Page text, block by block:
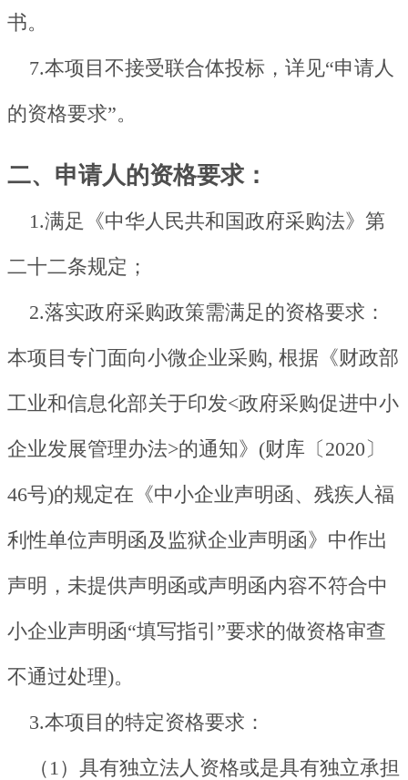
书。
7.本项目不接受联合体投标，详见“申请人
的资格要求”。
二、申请人的资格要求：
1.满足《中华人民共和国政府采购法》第
二十二条规定；
2.落实政府采购政策需满足的资格要求：
本项目专门面向小微企业采购, 根据《财政部
工业和信息化部关于印发<政府采购促进中小
企业发展管理办法>的通知》(财库〔2020〕
46号)的规定在《中小企业声明函、残疾人福
利性单位声明函及监狱企业声明函》中作出
声明，未提供声明函或声明函内容不符合中
小企业声明函“填写指引”要求的做资格审查
不通过处理)。
3.本项目的特定资格要求：
（1）具有独立法人资格或是具有独立承担